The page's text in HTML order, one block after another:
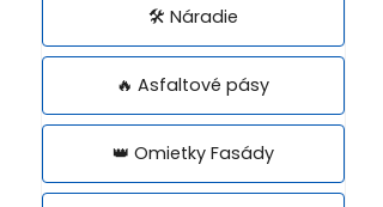
🛠️ Náradie
🔥 Asfaltové pásy
👑 Omietky Fasády